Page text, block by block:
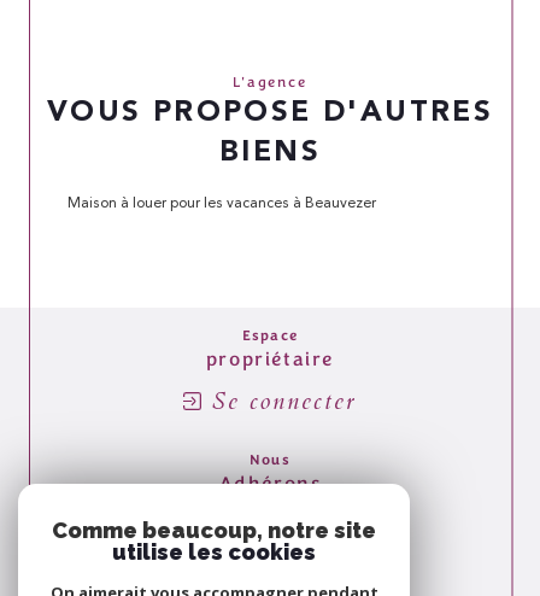
L'agence
VOUS PROPOSE D'AUTRES
BIENS
Maison à louer pour les vacances à Beauvezer
Espace
propriétaire
Se connecter
Nous
Adhérons
Comme beaucoup, notre site
utilise les cookies